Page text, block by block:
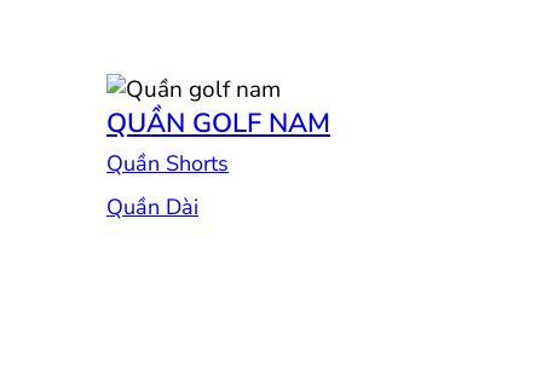
QUẦN GOLF NAM
Quần Shorts
Quần Dài